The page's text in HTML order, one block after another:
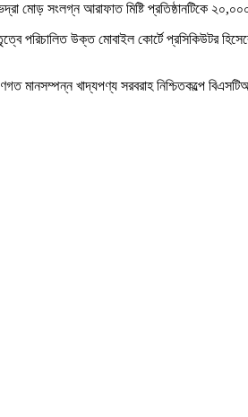
মোড় সংলগ্ন আরাফাত মিষ্টি প্রতিষ্ঠানটিকে
পরিচালিত উক্ত মোবাইল কোর্টে প্রসিকিউটর
খাদ্যপণ্য সরবরাহ নিশ্চিতকল্পে